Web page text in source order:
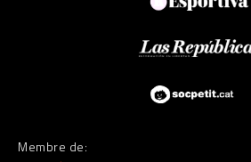
Membre de: